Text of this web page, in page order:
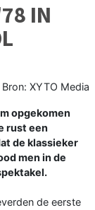
IN
Bron: XYTO Media
opgekomen
rust een
de klassieker
men in de
de eerste